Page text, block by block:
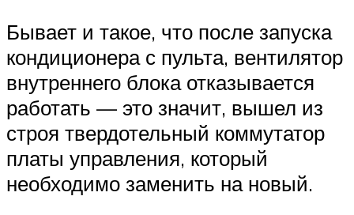
Бывает и такое, что после запуска
кондиционера с пульта, вентилятор
внутреннего блока отказывается
работать — это значит, вышел из
строя твердотельный коммутатор
платы управления, который
необходимо заменить на новый.